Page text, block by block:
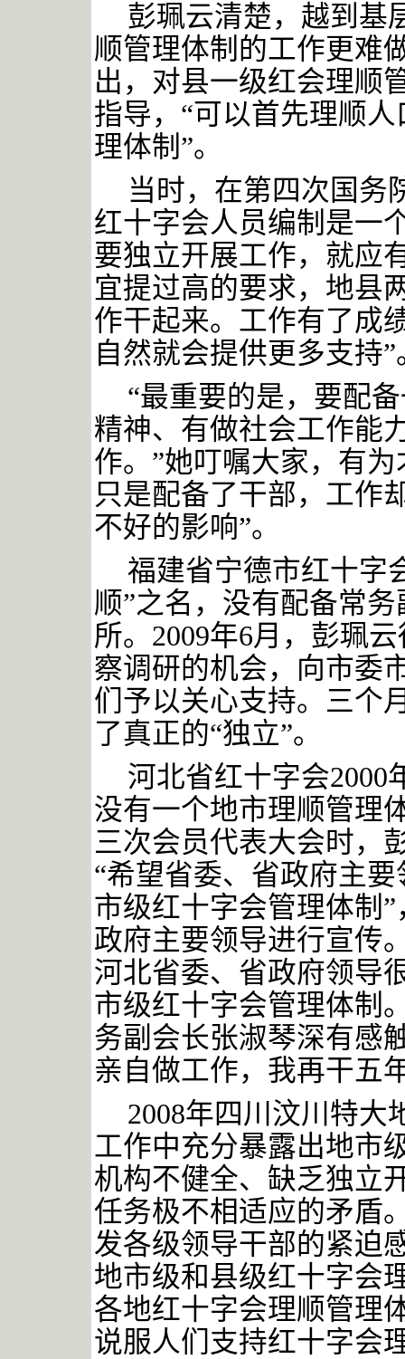
彭珮云清楚，越到基
顺管理体制的工作更难
出，对县一级红会理顺
指导，“可以首先理顺
理体制”。
当时，在第四次国务
红十字会人员编制是一
要独立开展工作，就应
宜提过高的要求，地县
作干起来。工作有了成
自然就会提供更多支持”
“最重要的是，要配
精神、有做社会工作能
作。”她叮嘱大家，有
只是配备了干部，工作
不好的影响”。
福建省宁德市红十字
顺”之名，没有配备常
所。2009年6月，彭珮
察调研的机会，向市委
们予以关心支持。三个
了真正的“独立”。
河北省红十字会2000
没有一个地市理顺管理
三次会员代表大会时，
“希望省委、省政府主
市级红十字会管理体制
政府主要领导进行宣传
河北省委、省政府领导
市级红十字会管理体制
务副会长张淑琴深有感
亲自做工作，我再干五
2008年四川汶川特大
工作中充分暴露出地市
机构不健全、缺乏独立
任务极不相适应的矛盾
发各级领导干部的紧迫
地市级和县级红十字会
各地红十字会理顺管理
说服人们支持红十字会